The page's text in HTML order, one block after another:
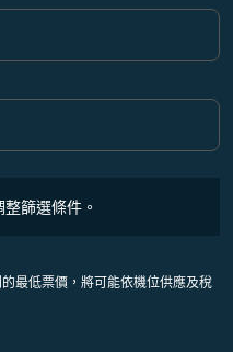
篩選條件。
最低票價，將可能依機位供應及稅